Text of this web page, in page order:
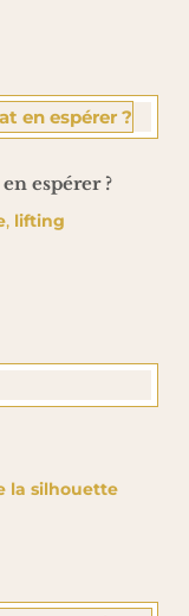
espérer ?
, lifting
la silhouette